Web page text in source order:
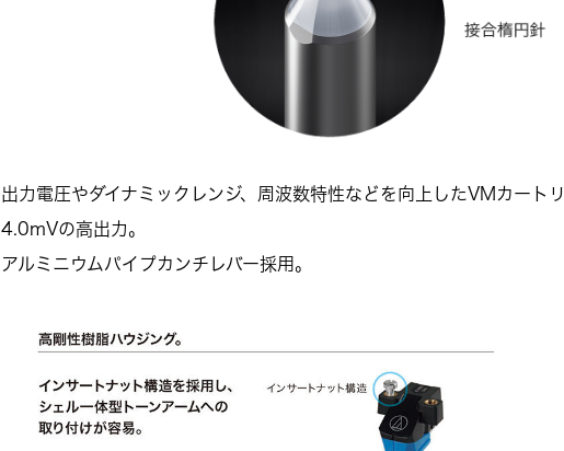
出力電圧やダイナミックレンジ、周波数特性などを向上したVMカートリ
4.0mVの高出力。
アルミニウムパイプカンチレバー採用。